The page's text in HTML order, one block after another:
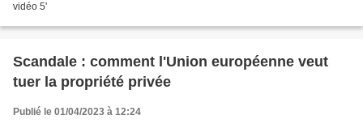
vidéo 5'
Scandale : comment l'Union européenne veut
tuer la propriété privée
Publié le 01/04/2023 à 12:24